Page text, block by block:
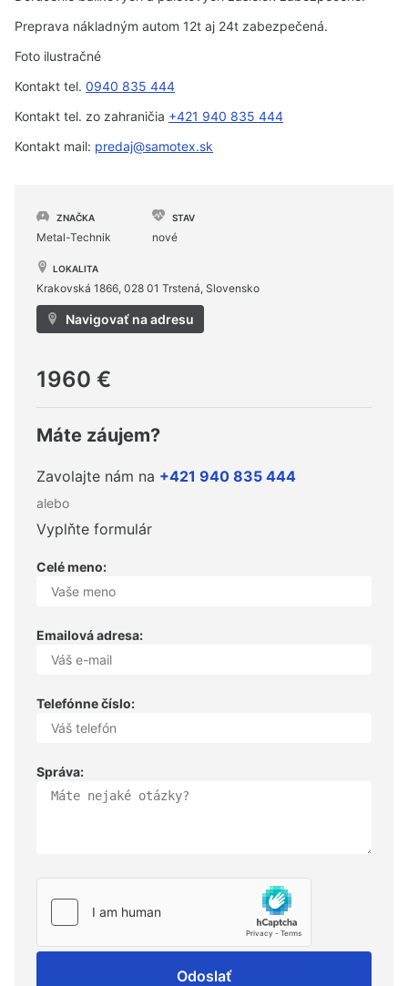
Preprava nákladným autom 12t aj 24t zabezpečená.
Foto ilustračné
Kontakt tel. 0940 835 444
Kontakt tel. zo zahraničia +421 940 835 444
Kontakt mail: predaj@samotex.sk
ZNAČKA
Metal-Technik
STAV
nové
LOKALITA
Krakovská 1866, 028 01 Trstená, Slovensko
Navigovať na adresu
1960 €
Máte záujem?
Zavolajte nám na +421 940 835 444
alebo
Vyplňte formulár
Celé meno:
Emailová adresa:
Telefónne číslo:
Správa:
Odoslať